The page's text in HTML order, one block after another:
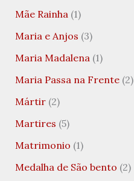
Mãe Rainha(1)
Maria e Anjos (3)
Maria Madalena(1)
Maria Passa na Frente(2)
Mártir(2)
Martires (5)
Matrimonio (1)
Medalha de São bento (2)